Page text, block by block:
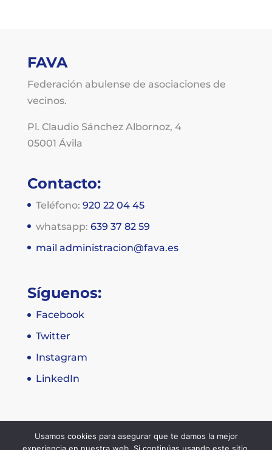
FAVA
Federación abulense de asociaciones de
vecinos.
Pl. Claudio Sánchez Albornoz, 4
05001 Ávila
Contacto:
Teléfono: 920 22 04 45
whatsapp: 639 37 82 59
mail administracion@fava.es
Síguenos:
Facebook
Twitter
Instagram
LinkedIn
Usamos cookies para asegurar que te damos la mejor